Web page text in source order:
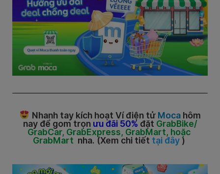
Nhanh tay kích hoạt Ví điện tử Moca hôm
nay để gom trọn ưu đãi 50% đặt GrabBike/
GrabCar, GrabExpress, GrabMart, hoặc
GrabMart nha. (Xem chi tiết tại đây )